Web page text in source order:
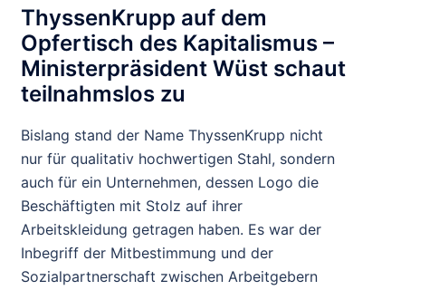
ThyssenKrupp auf dem
Opfertisch des Kapitalismus –
Ministerpräsident Wüst schaut
teilnahmslos zu
Bislang stand der Name ThyssenKrupp nicht
nur für qualitativ hochwertigen Stahl, sondern
auch für ein Unternehmen, dessen Logo die
Beschäftigten mit Stolz auf ihrer
Arbeitskleidung getragen haben. Es war der
Inbegriff der Mitbestimmung und der
Sozialpartnerschaft zwischen Arbeitgebern